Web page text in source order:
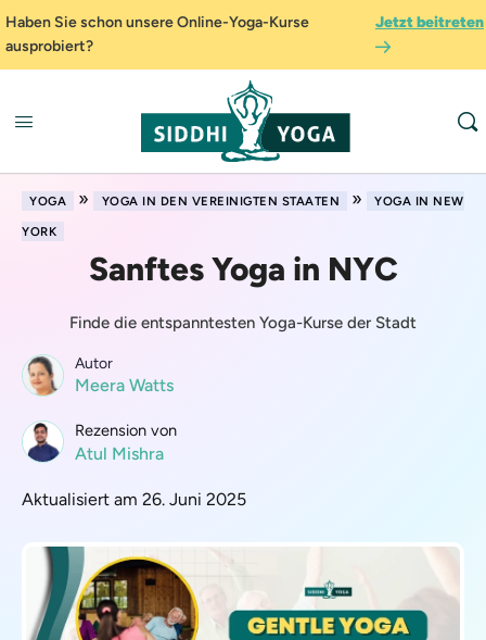
Haben Sie schon unsere Online-Yoga-Kurse
ausprobiert?
Jetzt beitreten
YOGA » YOGA IN DEN VEREINIGTEN STAATEN »
YOGA IN NEW
YORK
Sanftes Yoga in NYC
Finde die entspanntesten Yoga-Kurse der Stadt
Autor
Meera Watts
Rezension von
Atul Mishra
Aktualisiert am 26. Juni 2025